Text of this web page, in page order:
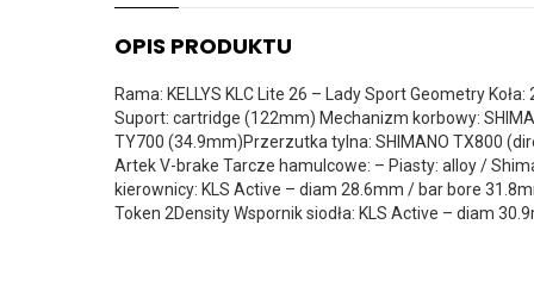
OPIS PRODUKTU
Rama: KELLYS KLC Lite 26 – Lady Sport Geometry
Suport: cartridge (122mm) Mechanizm korbowy:
TY700 (34.9mm)Przerzutka tylna: SHIMANO TX800
Artek V-brake Tarcze hamulcowe: – Piasty: alloy /
kierownicy: KLS Active – diam 28.6mm / bar bore
Token 2Density Wspornik siodła: KLS Active – diam